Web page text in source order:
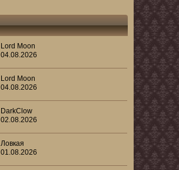
Lord Moon
04.08.2026
Lord Moon
04.08.2026
DarkClow
02.08.2026
Ловкая
01.08.2026